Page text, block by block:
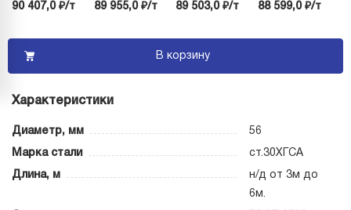
90 407,0 ₽/т 89 955,0 ₽/т 89 503,0 ₽/т 88 599,0 ₽/т
В корзину
Характеристики
Диаметр, мм 56
Марка стали ст.30ХГСА
Длина, м
н/д от 3м до
6м.